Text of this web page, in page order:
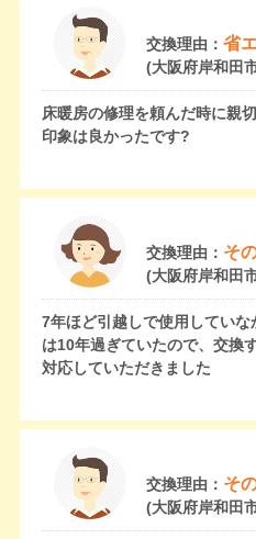
交換理由： 省
(大阪府岸和田
床暖房の修理を頼んだ時に親
印象は良かったです?
交換理由： そ
(大阪府岸和田
7年ほど引越しで使用してい
は10年過ぎていたので、交換
対応していただきました
交換理由： そ
(大阪府岸和田